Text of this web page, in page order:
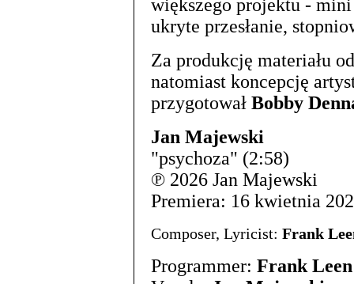
większego projektu -
ukryte przesłanie,
Za produkcję materiału
natomiast koncepcję
przygotował Bobby
Jan Majewski
"psychoza" (2:58)
℗ 2026 Jan Majewski
Premiera: 16 kwietnia
Composer, Lyricist: Frank
Programmer: Frank Leen